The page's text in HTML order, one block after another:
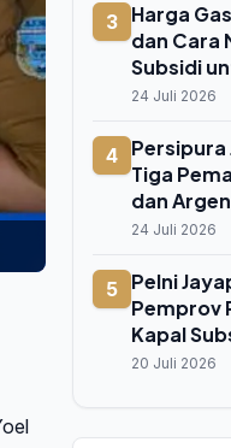
3 Harga
dan Cara
Subsidi
24 Juli 2026
4 Persipura
Tiga
dan
Ini Posisi
24 Juli 2026
5 Pelni
Pemprov
Kapal
Rute
20 Juli 2026